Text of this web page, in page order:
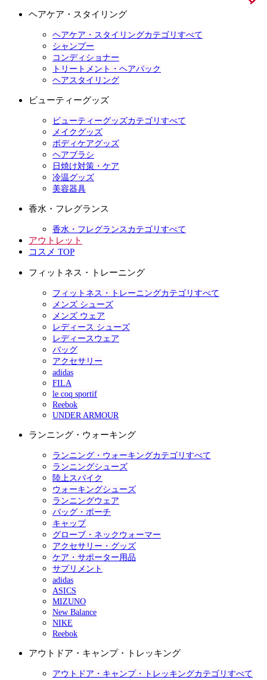
ヘアケア・スタイリング
ヘアケア・スタイリングカテゴリすべて
シャンプー
コンディショナー
トリートメント・ヘアパック
ヘアスタイリング
ビューティーグッズ
ビューティーグッズカテゴリすべて
メイクグッズ
ボディケアグッズ
ヘアブラシ
日焼け対策・ケア
冷温グッズ
美容器具
香水・フレグランス
香水・フレグランスカテゴリすべて
アウトレット
コスメ TOP
フィットネス・トレーニング
フィットネス・トレーニングカテゴリすべて
メンズ シューズ
メンズ ウェア
レディース シューズ
レディースウェア
バッグ
アクセサリー
adidas
FILA
le coq sportif
Reebok
UNDER ARMOUR
ランニング・ウォーキング
ランニング・ウォーキングカテゴリすべて
ランニングシューズ
陸上スパイク
ウォーキングシューズ
ランニングウェア
バッグ・ポーチ
キャップ
グローブ・ネックウォーマー
アクセサリー・グッズ
ケア・サポーター用品
サプリメント
adidas
ASICS
MIZUNO
New Balance
NIKE
Reebok
アウトドア・キャンプ・トレッキング
アウトドア・キャンプ・トレッキングカテゴリすべて